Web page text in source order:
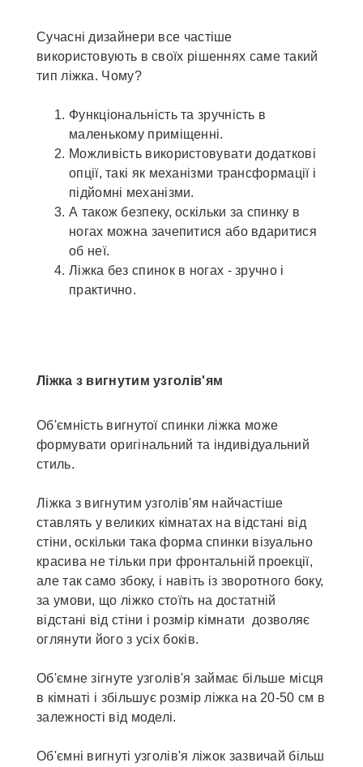
Сучасні дизайнери все частіше
використовують в своїх рішеннях саме такий
тип ліжка. Чому?
Функціональність та зручність в
маленькому приміщенні.
Можливість використовувати додаткові
опції, такі як механізми трансформації і
підйомні механізми.
А також безпеку, оскільки за спинку в
ногах можна зачепитися або вдаритися
об неї.
Ліжка без спинок в ногах - зручно і
практично.
Ліжка з вигнутим узголів'ям
Об'ємність вигнутої спинки ліжка може
формувати оригінальний та індивідуальний
стиль.
Ліжка з вигнутим узголів'ям найчастіше
ставлять у великих кімнатах на відстані від
стіни, оскільки така форма спинки візуально
красива не тільки при фронтальній проекції,
але так само збоку, і навіть із зворотного боку,
за умови, що ліжко стоїть на достатній
відстані від стіни і розмір кімнати дозволяє
оглянути його з усіх боків.
Об'ємне зігнуте узголів'я займає більше місця
в кімнаті і збільшує розмір ліжка на 20-50 см в
залежності від моделі.
Об'ємні вигнуті узголів'я ліжок зазвичай більш